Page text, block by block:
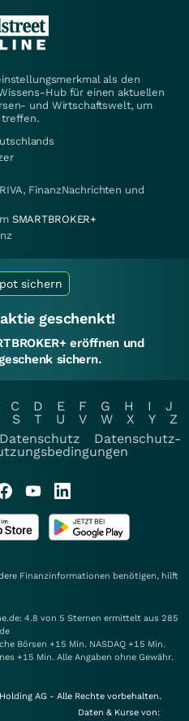
als den
Hub für einen aktuellen
und Wirtschaftswelt, um
treffen.
FinanzNachrichten und
SMARTBROKER+
sichern
geschenkt!
eröffnen und
sichern.
C D E F G H I
J
S T U V W X Y
Z
Datenschutz
Datenschutz-
Finanzinformationen benötigen, hilft
4.8 von 5 Sternen ermittelt aus 285
Börsen +15 Min. NASDAQ +15 Min.
+15 Min. Alle Angaben ohne Gewähr.
AG - Alle Rechte vorbehalten.
Daten & Kurse von: